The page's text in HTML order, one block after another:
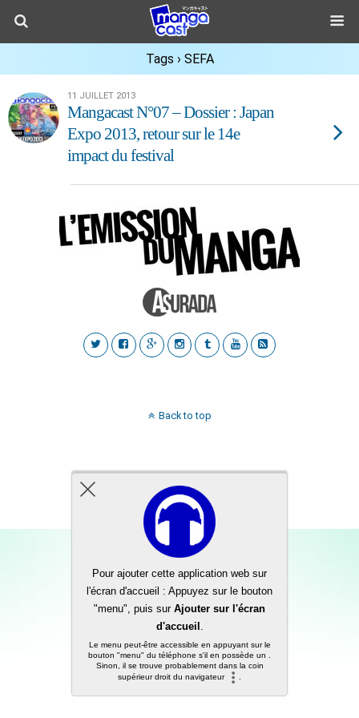
Tags › SEFA
11 JUILLET 2013
Mangacast N°07 – Dossier : Japan
Expo 2013, retour sur le 14e
impact du festival
Back to top